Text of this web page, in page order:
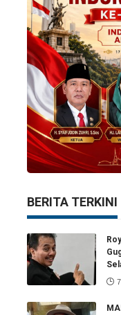
BERITA TERKINI